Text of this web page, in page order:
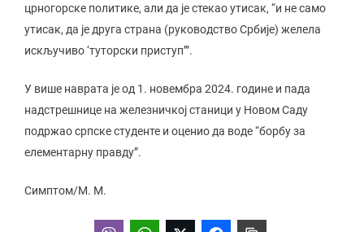
црногорске политике, али да је стекао утисак, “и не само
утисак, да је друга страна (руководство Србије) желела
искључиво ‘туторски приступ’”.
У више наврата је од 1. новембра 2024. године и пада
надстрешнице на железничкој станици у Новом Саду
подржао српске студенте и оценио да воде “борбу за
елементарну правду”.
Симптом/М. М.